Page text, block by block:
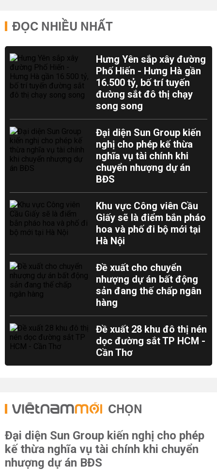
ĐỌC NHIỀU NHẤT
Hưng Yên sắp xây đường
Phố Hiến - Hưng Hà gần
16.500 tỷ, bố trí tuyến
đường sắt đô thị chạy
song song
Đại diện Sun Group kiến
nghị cho phép kế thừa
nghĩa vụ tài chính khi
chuyển nhượng dự án
BĐS
Khu vực Công viên Cầu
Giấy sẽ là điểm bắn pháo
hoa và phố đi bộ mới tại
Hà Nội
Đề xuất cho chuyển
nhượng dự án bất động
sản đang thế chấp ngân
hàng
Đề xuất 28 khu đô thị nén
dọc đường sắt TP HCM -
Cần Thơ
CHỌN
Đại diện Sun Group kiến nghị cho phép
kế thừa nghĩa vụ tài chính khi chuyển
nhượng dự án BĐS